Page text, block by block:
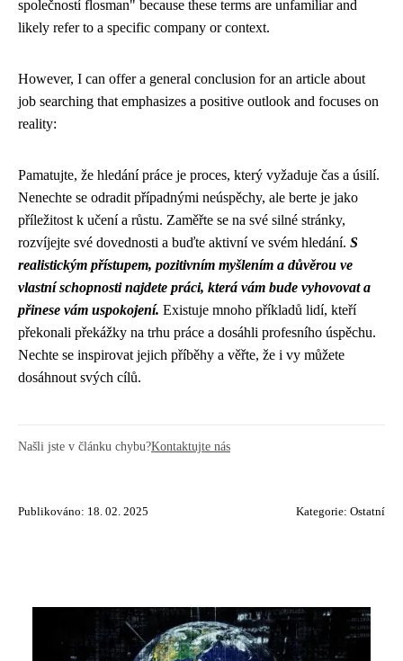
společností flosman" because these terms are unfamiliar and
likely refer to a specific company or context.
However, I can offer a general conclusion for an article about
job searching that emphasizes a positive outlook and focuses on
reality:
Pamatujte, že hledání práce je proces, který vyžaduje čas a úsilí.
Nenechte se odradit případnými neúspěchy, ale berte je jako
příležitost k učení a růstu. Zaměřte se na své silné stránky,
rozvíjejte své dovednosti a buďte aktivní ve svém hledání. S
realistickým přístupem, pozitivním myšlením a důvěrou ve
vlastní schopnosti najdete práci, která vám bude vyhovovat a
přinese vám uspokojení. Existuje mnoho příkladů lidí, kteří
překonali překážky na trhu práce a dosáhli profesního úspěchu.
Nechte se inspirovat jejich příběhy a věřte, že i vy můžete
dosáhnout svých cílů.
Našli jste v článku chybu?Kontaktujte nás
Publikováno: 18. 02. 2025 Kategorie: Ostatní